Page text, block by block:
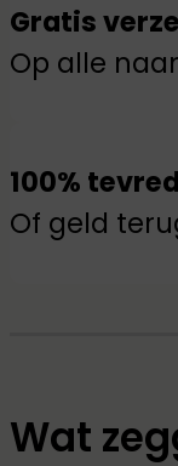
Gratis
Op alle
100%
Of geld
Wat